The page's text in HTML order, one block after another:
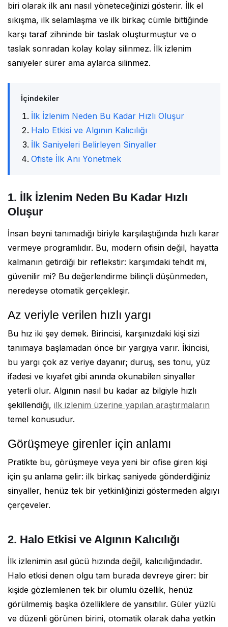
biri olarak ilk anı nasıl yöneteceğinizi gösterir. İlk el
sıkışma, ilk selamlaşma ve ilk birkaç cümle bittiğinde
karşı taraf zihninde bir taslak oluşturmuştur ve o
taslak sonradan kolay kolay silinmez. İlk izlenim
saniyeler sürer ama aylarca silinmez.
İçindekiler
İlk İzlenim Neden Bu Kadar Hızlı Oluşur
Halo Etkisi ve Algının Kalıcılığı
İlk Saniyeleri Belirleyen Sinyaller
Ofiste İlk Anı Yönetmek
1. İlk İzlenim Neden Bu Kadar Hızlı
Oluşur
İnsan beyni tanımadığı biriyle karşılaştığında hızlı karar
vermeye programlıdır. Bu, modern ofisin değil, hayatta
kalmanın getirdiği bir reflekstir: karşımdaki tehdit mi,
güvenilir mi? Bu değerlendirme bilinçli düşünmeden,
neredeyse otomatik gerçekleşir.
Az veriyle verilen hızlı yargı
Bu hız iki şey demek. Birincisi, karşınızdaki kişi sizi
tanımaya başlamadan önce bir yargıya varır. İkincisi,
bu yargı çok az veriye dayanır; duruş, ses tonu, yüz
ifadesi ve kıyafet gibi anında okunabilen sinyaller
yeterli olur. Algının nasıl bu kadar az bilgiyle hızlı
şekillendiği, ilk izlenim üzerine yapılan araştırmaların
temel konusudur.
Görüşmeye girenler için anlamı
Pratikte bu, görüşmeye veya yeni bir ofise giren kişi
için şu anlama gelir: ilk birkaç saniyede gönderdiğiniz
sinyaller, henüz tek bir yetkinliğinizi göstermeden algıyı
çerçeveler.
2. Halo Etkisi ve Algının Kalıcılığı
İlk izlenimin asıl gücü hızında değil, kalıcılığındadır.
Halo etkisi denen olgu tam burada devreye girer: bir
kişide gözlemlenen tek bir olumlu özellik, henüz
görülmemiş başka özelliklere de yansıtılır. Güler yüzlü
ve düzenli görünen birini, otomatik olarak daha yetkin